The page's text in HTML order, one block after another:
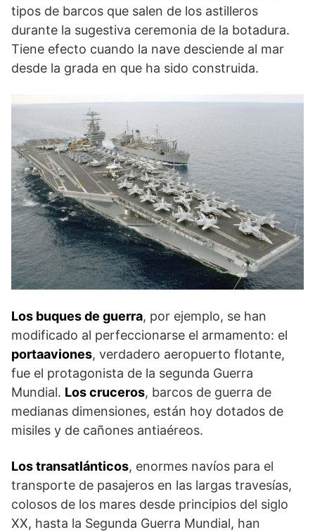
tipos de barcos que salen de los astilleros
durante la sugestiva ceremonia de la botadura.
Tiene efecto cuando la nave desciende al mar
desde la grada en que ha sido construida.
Los buques de guerra, por ejemplo, se han
modificado al perfeccionarse el armamento: el
portaaviones, verdadero aeropuerto flotante,
fue el protagonista de la segunda Guerra
Mundial. Los cruceros, barcos de guerra de
medianas dimensiones, están hoy dotados de
misiles y de cañones antiaéreos.
Los transatlánticos, enormes navíos para el
transporte de pasajeros en las largas travesías,
colosos de los mares desde principios del siglo
XX, hasta la Segunda Guerra Mundial, han